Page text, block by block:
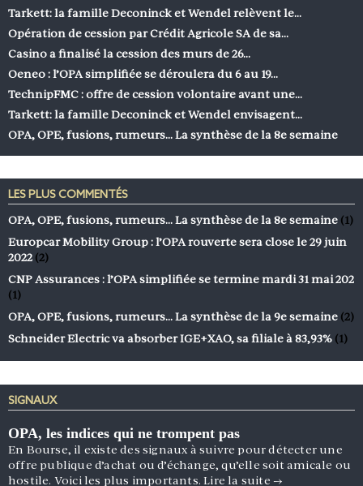
Tarkett: la famille Deconinck et Wendel relèvent le…
Opération de cession par Crédit Agricole SA de sa…
Casino a finalisé la cession des murs de 26…
Oeneo : l’OPA simplifiée se déroulera du 6 au 19…
TechnipFMC : offre de cession volontaire avant une…
Tarkett: la famille Deconinck et Wendel envisagent…
OPA, OPE, fusions, rumeurs… La synthèse de la 8e semaine
LES PLUS COMMENTÉS
OPA, OPE, fusions, rumeurs… La synthèse de la 8e semaine (1)
Europcar Mobility Group : l’OPA rouverte sera close le 29 juin
2022 (2)
CNP Assurances : l’OPA simplifiée se termine mardi 31 mai 202
(1)
OPA, OPE, fusions, rumeurs… La synthèse de la 9e semaine (2)
Schneider Electric va absorber IGE+XAO, sa filiale à 83,93% (1)
SIGNAUX
OPA, les indices qui ne trompent pas
En Bourse, il existe des signaux à suivre pour détecter une
offre publique d’achat ou d’échange, qu’elle soit amicale ou
hostile. Voici les plus importants.Lire la suite →